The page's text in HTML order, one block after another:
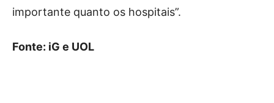
importante quanto os hospitais”.
Fonte: iG e UOL